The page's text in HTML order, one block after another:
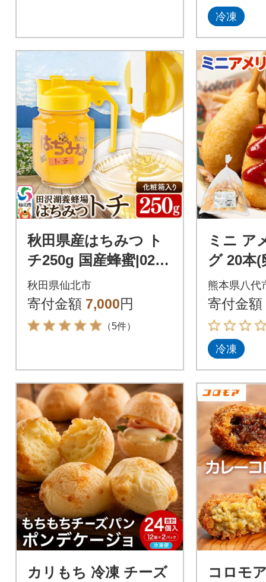
冷凍
秋田県産はちみつ ト
チ250g 国産蜂蜜|02_t
yj-250101
秋田県仙北市
寄付金額 7,000円
（5件）
ミニ ア
グ 20本(
_089-
熊本県八代
寄付金額
冷凍
カリもち 冷凍 チーズ
コロモ